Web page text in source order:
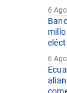
6
6